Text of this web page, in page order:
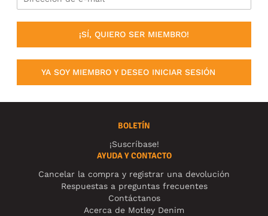
¡SÍ, QUIERO SER MIEMBRO!
YA SOY MIEMBRO Y DESEO INICIAR SESIÓN
BOLETÍN
¡Suscríbase!
AYUDA Y CONTACTO
Cancelar la compra y registrar una devolución
Respuestas a preguntas frecuentes
Contáctanos
Acerca de Motley Denim